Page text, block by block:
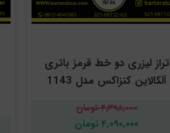
تراز لیزری دو خط قرمز باتری
آلکالاین کنزاکس مدل 1143
۴,۳۹۸,۰۰۰ تومان
۴,۰۹۰,۰۰۰ تومان